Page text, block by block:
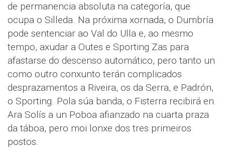
de permanencia absoluta na categoría, que
ocupa o Silleda. Na próxima xornada, o Dumbría
pode sentenciar ao Val do Ulla e, ao mesmo
tempo, axudar a Outes e Sporting Zas para
afastarse do descenso automático, pero tanto un
como outro conxunto terán complicados
desprazamentos a Riveira, os da Serra, e Padrón,
o Sporting. Pola súa banda, o Fisterra recibirá en
Ara Solís a un Poboa afianzado na cuarta praza
da táboa, pero moi lonxe dos tres primeiros
postos.